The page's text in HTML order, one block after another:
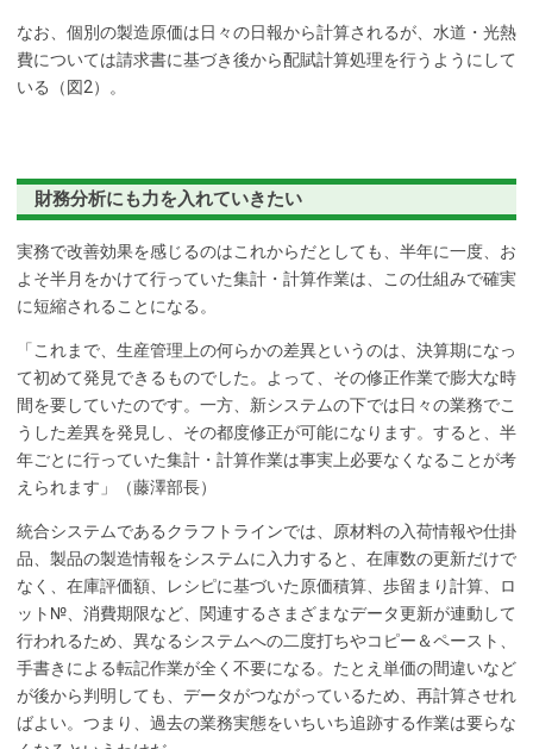
なお、個別の製造原価は日々の日報から計算されるが、水道・光熱
費については請求書に基づき後から配賦計算処理を行うようにして
いる（図2）。
財務分析にも力を入れていきたい
実務で改善効果を感じるのはこれからだとしても、半年に一度、お
よそ半月をかけて行っていた集計・計算作業は、この仕組みで確実
に短縮されることになる。
「これまで、生産管理上の何らかの差異というのは、決算期になっ
て初めて発見できるものでした。よって、その修正作業で膨大な時
間を要していたのです。一方、新システムの下では日々の業務でこ
うした差異を発見し、その都度修正が可能になります。すると、半
年ごとに行っていた集計・計算作業は事実上必要なくなることが考
えられます」（藤澤部長）
統合システムであるクラフトラインでは、原材料の入荷情報や仕掛
品、製品の製造情報をシステムに入力すると、在庫数の更新だけで
なく、在庫評価額、レシピに基づいた原価積算、歩留まり計算、ロ
ット№、消費期限など、関連するさまざまなデータ更新が連動して
行われるため、異なるシステムへの二度打ちやコピー＆ペースト、
手書きによる転記作業が全く不要になる。たとえ単価の間違いなど
が後から判明しても、データがつながっているため、再計算させれ
ばよい。つまり、過去の業務実態をいちいち追跡する作業は要らな